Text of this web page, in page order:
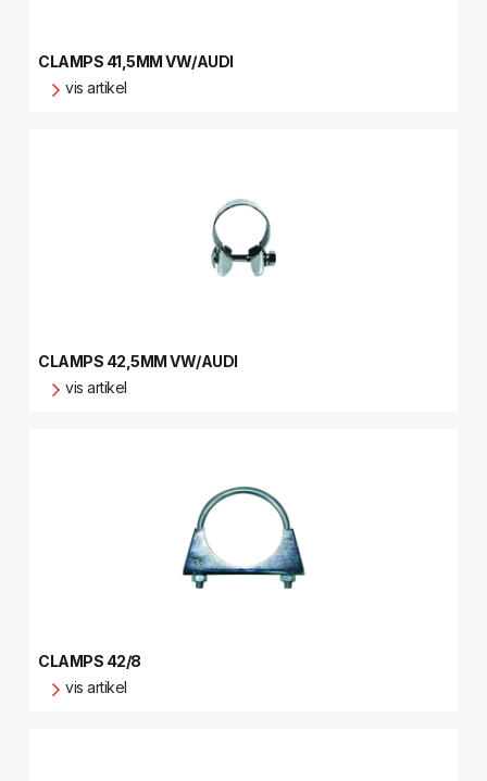
CLAMPS 41,5MM VW/AUDI
vis artikel
CLAMPS 42,5MM VW/AUDI
vis artikel
CLAMPS 42/8
vis artikel